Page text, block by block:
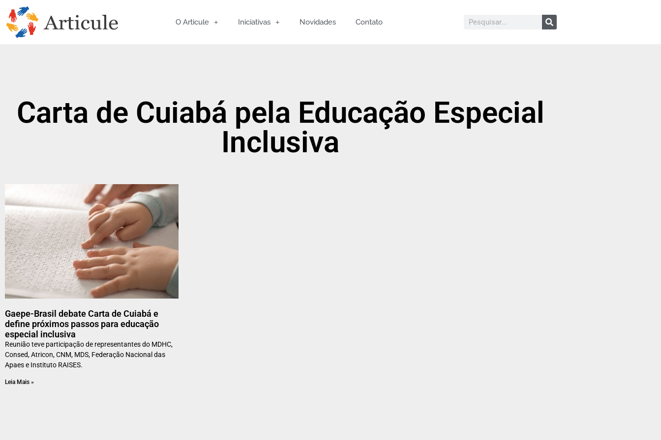
O Articule Iniciativas Novidades Contato
Carta de Cuiabá pela Educação Especial
Inclusiva
Gaepe-Brasil debate Carta de Cuiabá e
define próximos passos para educação
especial inclusiva
Reunião teve participação de representantes do MDHC,
Consed, Atricon, CNM, MDS, Federação Nacional das
Apaes e Instituto RAISES.
Leia Mais »